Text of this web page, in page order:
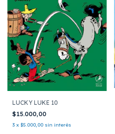
LUCKY LUKE 10
$15.000,00
3 x $5.000,00 sin interés